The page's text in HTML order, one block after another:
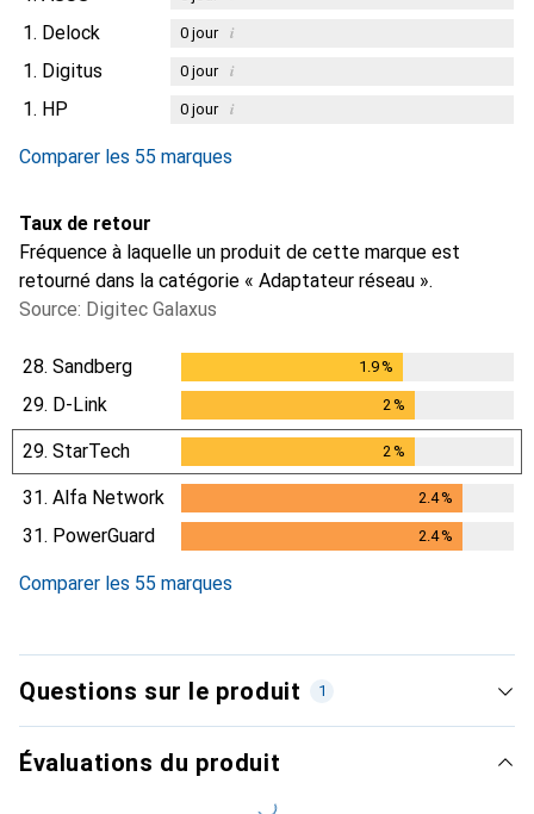
1. Delock 0jour i
1. Digitus 0jour i
1. HP 0jour i
Comparer les 55 marques
Taux de retour
Fréquence à laquelle un produit de cette marque est
retourné dans la catégorie « Adaptateur réseau ».
Source: Digitec Galaxus
28. Sandberg 1.9%
29. D-Link 2 %
29. StarTech 2 %
31. Alfa Network 2.4%
2.4%
31. PowerGuard 2.4%
Comparer les 55 marques
Questions sur le produit 1
Évaluations du produit